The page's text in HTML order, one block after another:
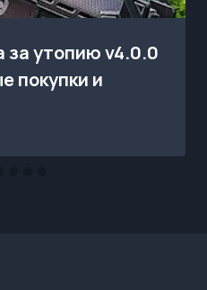
утопию v4.0.0
покупки и